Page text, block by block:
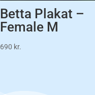
Betta Plakat –
Female M
690 kr.